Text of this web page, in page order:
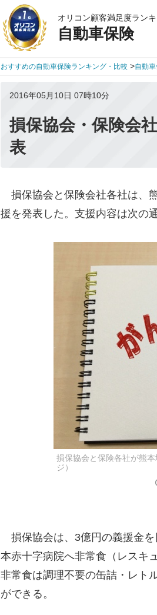
オリコン顧客満足度ラン
自動車保険
おすすめの自動車保険ランキング・比較 >自動
2016年05月10日 07時10分
損保協会・保険会
表
損保協会と保険会社各社は、
援を発表した。支援内容は次の
損保協会と保険各社が熊
ジ）
損保協会は、3億円の義援金
本赤十字病院へ非常食（レスキ
非常食は調理不要の缶詰・レト
ができる。